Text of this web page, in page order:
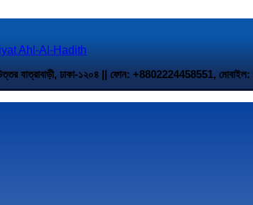
উত্তর যাত্রাবাড়ী, ঢাকা-১২০৪ || ফোন: +8802224458551,